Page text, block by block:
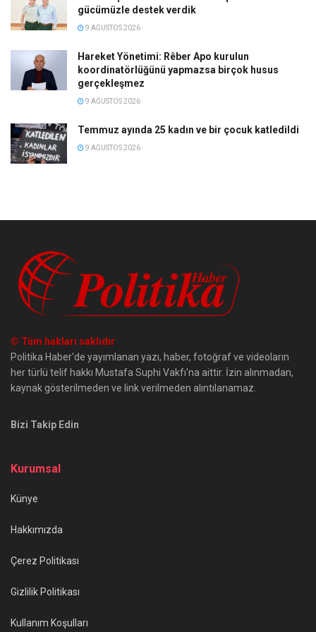
gücümüzle destek verdik
9 AĞUSTOS 2026
Hareket Yönetimi: Rêber Apo kurulun
koordinatörlüğünü yapmazsa birçok husus
gerçekleşmez
9 AĞUSTOS 2026
Temmuz ayında 25 kadın ve bir çocuk katledildi
9 AĞUSTOS 2026
© Tüm hakları saklıdır
Politika Haber'de yayımlanan yazı, haber, fotoğraf ve videoların
her türlü telif hakkı Mustafa Suphi Vakfı'na aittir. İzin alınmadan,
kaynak gösterilmeden ve link verilmeden alıntılanamaz.
Bizi Takip Edin
Kurumsal
Künye
Hakkımızda
Çerez Politikası
Gizlilik Politikası
Kullanım Koşulları